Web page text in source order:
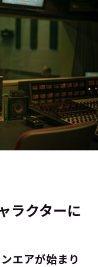
ラクターに
エアが始まり